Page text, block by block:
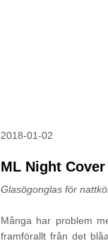
2018-01-02
ML Night Cover
Glasögonglas för
Många har problem
framförallt från det